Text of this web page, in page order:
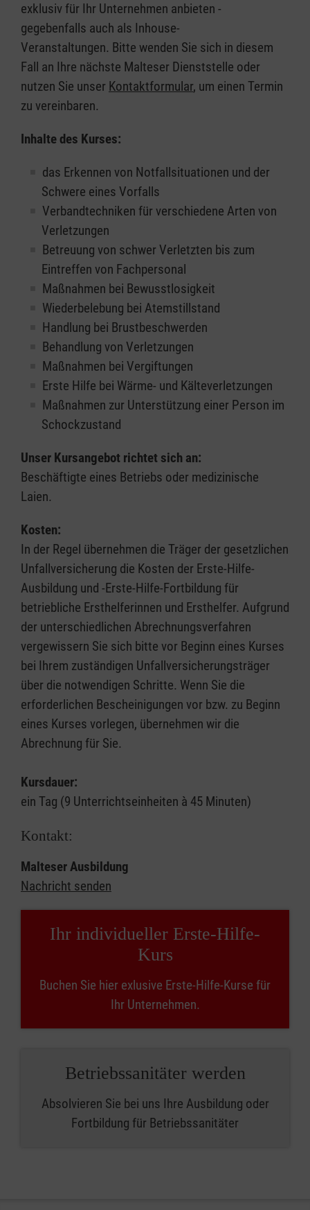
exklusiv für Ihr Unternehmen anbieten -
gegebenfalls auch als Inhouse-
Veranstaltungen. Bitte wenden Sie sich in diesem
Fall an Ihre nächste Malteser Dienststelle oder
nutzen Sie unser Kontaktformular, um einen Termin
zu vereinbaren.
Inhalte des Kurses:
das Erkennen von Notfallsituationen und der
Schwere eines Vorfalls
Verbandtechniken für verschiedene Arten von
Verletzungen
Betreuung von schwer Verletzten bis zum
Eintreffen von Fachpersonal
Maßnahmen bei Bewusstlosigkeit
Wiederbelebung bei Atemstillstand
Handlung bei Brustbeschwerden
Behandlung von Verletzungen
Maßnahmen bei Vergiftungen
Erste Hilfe bei Wärme- und Kälteverletzungen
Maßnahmen zur Unterstützung einer Person im
Schockzustand
Unser Kursangebot richtet sich an:
Beschäftigte eines Betriebs oder medizinische
Laien.
Kosten:
In der Regel übernehmen die Träger der gesetzlichen
Unfallversicherung die Kosten der Erste-Hilfe-
Ausbildung und -Erste-Hilfe-Fortbildung für
betriebliche Ersthelferinnen und Ersthelfer. Aufgrund
der unterschiedlichen Abrechnungsverfahren
vergewissern Sie sich bitte vor Beginn eines Kurses
bei Ihrem zuständigen Unfallversicherungsträger
über die notwendigen Schritte. Wenn Sie die
erforderlichen Bescheinigungen vor bzw. zu Beginn
eines Kurses vorlegen, übernehmen wir die
Abrechnung für Sie.
Kursdauer:
ein Tag (9 Unterrichtseinheiten à 45 Minuten)
Kontakt:
Malteser Ausbildung
Nachricht senden
Ihr individueller Erste-Hilfe-
Kurs
Buchen Sie hier exlusive Erste-Hilfe-Kurse für
Ihr Unternehmen.
Betriebssanitäter werden
Absolvieren Sie bei uns Ihre Ausbildung oder
Fortbildung für Betriebssanitäter